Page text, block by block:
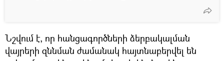
Նշվում է, որ հանցագործների ձերբակալման
վայրերի զննման ժամանակ հայտնաբերվել են